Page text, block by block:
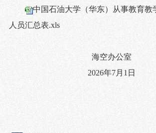
中国石油大学（华东）从事教育教
人员汇总表.xls
海空办公室
2026年7月 1 日